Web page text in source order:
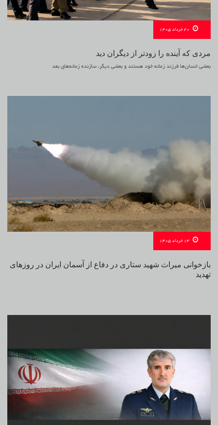
20 خرداد 1405
مردی که آینده را زودتر از دیگران دید
بعضی انسان‌ها فرزند زمانه خود هستند و بعضی دیگر، سازنده زمانه‌های بعد
14 خرداد 1405
بازخوانی میراث شهید ستاری در دفاع از آسمان ایران در روزهای
تهدید